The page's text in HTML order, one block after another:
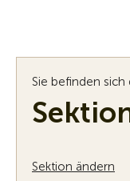
Sie befinden
Sektion ändern